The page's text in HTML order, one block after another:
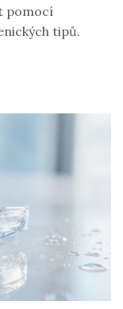
pomocí
tipů.